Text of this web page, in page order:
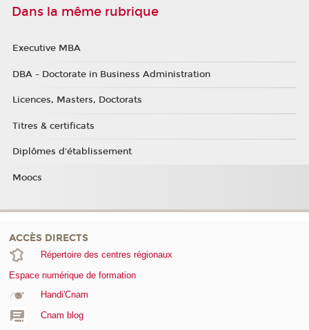
Dans la même rubrique
Executive MBA
DBA - Doctorate in Business Administration
Licences, Masters, Doctorats
Titres & certificats
Diplômes d'établissement
Moocs
ACCÈS DIRECTS
Répertoire des centres régionaux
Espace numérique de formation
Handi'Cnam
Cnam blog